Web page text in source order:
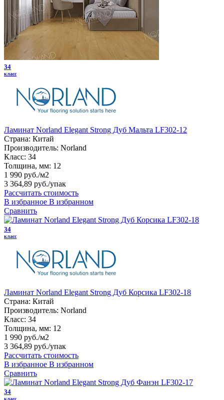
34
класс
Ламинат Norland Elegant Strong Дуб Мальта LF302-12
Страна: Китай
Производитель: Norland
Класс: 34
Толщина, мм: 12
1 990 руб./м2
3 364,89 руб./упак
Рассчитать стоимость
В избранное В избранном
Сравнить
34
класс
Ламинат Norland Elegant Strong Дуб Корсика LF302-18
Страна: Китай
Производитель: Norland
Класс: 34
Толщина, мм: 12
1 990 руб./м2
3 364,89 руб./упак
Рассчитать стоимость
В избранное В избранном
Сравнить
34
класс